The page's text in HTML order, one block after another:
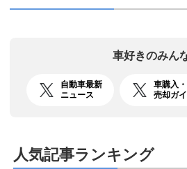
車好きのみん
自動車最新
ニュース
車購入・
売却ガ
人気記事ランキング